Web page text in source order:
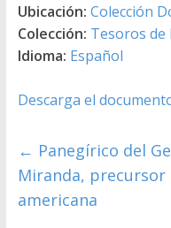
Ubicación: Colección
Colección: Tesoros de
Idioma: Español
Descarga el
← Panegírico del
Miranda,
americana